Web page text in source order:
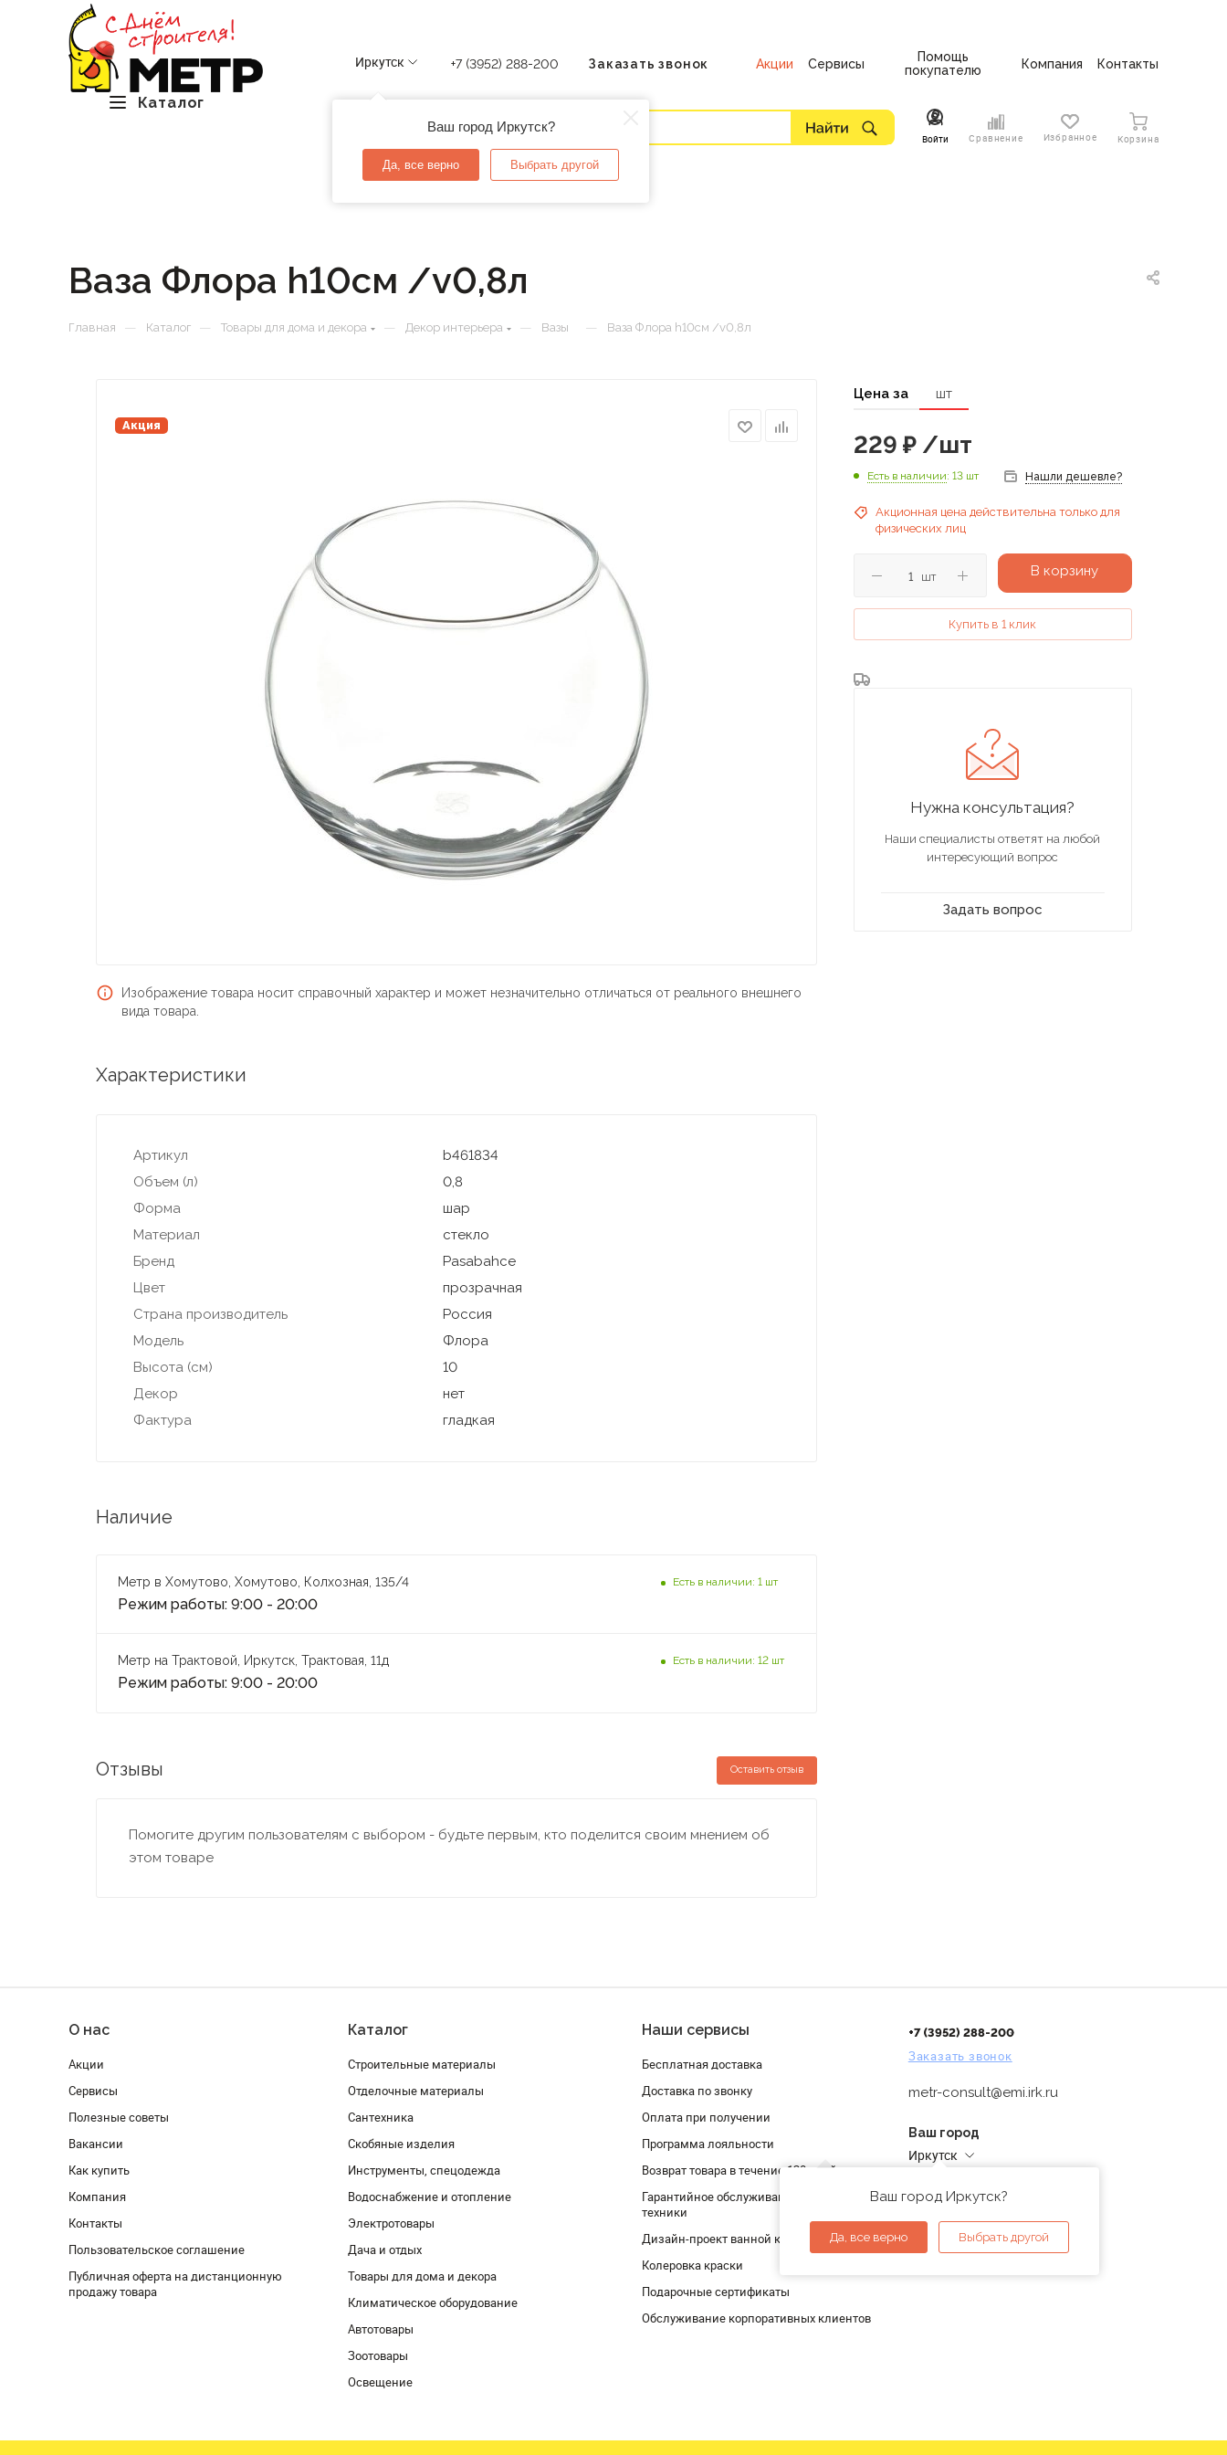
Каталог
Иркутск
Ваш город Иркутск?
Да, все верно Выбрать другой
+7 (3952) 288-200 Заказать звонок Акции Сервисы
Помощь
покупателю
Компания Контакты
Войти Сравнение Избранное Корзина
Ваза Флора h10см /v0,8л
Главная — Каталог — Товары для дома и декора — Декор интерьера — Вазы — Ваза Флора h10см /v0,8л
Акция
Изображение товара носит справочный характер и может незначительно отличаться от реального внешнего
вида товара.
Характеристики
Артикул
b461834
Объем (л)
0,8
Форма
шар
Материал
стекло
Бренд
Pasabahce
Цвет
прозрачная
Страна производитель
Россия
Модель
Флора
Высота (см)
10
Декор
нет
Фактура
гладкая
Наличие
Метр в Хомутово, Хомутово, Колхозная, 135/4
Режим работы: 9:00 - 20:00
Есть в наличии: 1 шт
Метр на Трактовой, Иркутск, Трактовая, 11д
Режим работы: 9:00 - 20:00
Есть в наличии: 12 шт
Отзывы Оставить отзыв
Помогите другим пользователям с выбором - будьте первым, кто поделится своим мнением об
этом товаре
Цена за шт
229 ₽/шт
Есть в наличии: 13 шт Нашли дешевле?
Акционная цена действительна только для
физических лиц
шт В корзину
Купить в 1 клик
Нужна консультация?
Наши специалисты ответят на любой
интересующий вопрос
Задать вопрос
О нас
Акции
Сервисы
Полезные советы
Вакансии
Как купить
Компания
Контакты
Пользовательское соглашение
Публичная оферта на дистанционную
продажу товара
Каталог
Строительные материалы
Отделочные материалы
Сантехника
Скобяные изделия
Инструменты, спецодежда
Водоснабжение и отопление
Электротовары
Дача и отдых
Товары для дома и декора
Климатическое оборудование
Автотовары
Зоотовары
Освещение
Наши сервисы
Бесплатная доставка
Доставка по звонку
Оплата при получении
Программа лояльности
Возврат товара в течение 120 дней
Гарантийное обслуживание и проверка
техники
Дизайн-проект ванной комнаты
Колеровка краски
Подарочные сертификаты
Обслуживание корпоративных клиентов
+7 (3952) 288-200
Заказать звонок
metr-consult@emi.irk.ru
Ваш город
Иркутск
Ваш город Иркутск?
Да, все верно Выбрать другой